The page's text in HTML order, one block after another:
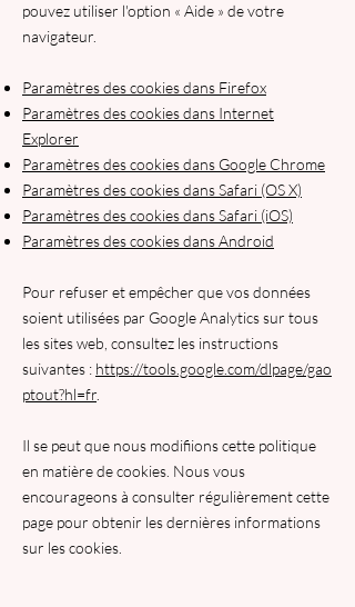
pouvez utiliser l'option « Aide » de votre
navigateur.
Paramètres des cookies dans Firefox
Paramètres des cookies dans Internet
Explorer
Paramètres des cookies dans Google Chrome
Paramètres des cookies dans Safari (OS X)
Paramètres des cookies dans Safari (iOS)
Paramètres des cookies dans Android
Pour refuser et empêcher que vos données
soient utilisées par Google Analytics sur tous
les sites web, consultez les instructions
suivantes : https://tools.google.com/dlpage/gao
ptout?hl=fr
Il se peut que nous modifiions cette politique
en matière de cookies. Nous vous
encourageons à consulter régulièrement cette
page pour obtenir les dernières informations
sur les cookies.